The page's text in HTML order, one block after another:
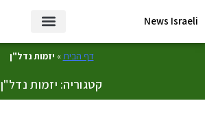
News Israeli
דף הבית» יזמות נדל"ן
קטגוריה: יזמות נדל"ן